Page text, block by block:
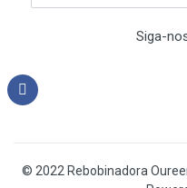
Siga-
© 2022 Rebobinadora